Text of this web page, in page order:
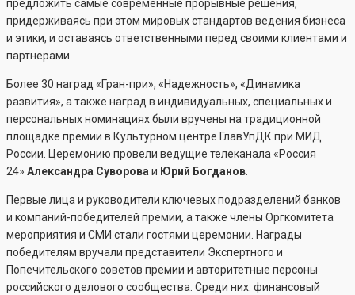
предложить самые современные прорывные решения,
придерживаясь при этом мировых стандартов ведения бизнеса
и этики, и оставаясь ответственными перед своими клиентами и
партнерами.
Более 30 наград «Гран-при», «Надежность», «Динамика
развития», а также наград в индивидуальных, специальных и
персональных номинациях были вручены на традиционной
площадке премии в Культурном центре ГлавУпДК при МИД
России. Церемонию провели ведущие телеканала «Россия
24» Александра Сувороваи Юрий Богданов.
Первые лица и руководители ключевых подразделений банков
и компаний-победителей премии, а также члены Оргкомитета
мероприятия и СМИ стали гостями церемонии. Награды
победителям вручали представители Экспертного и
Попечительского советов премии и авторитетные персоны
российского делового сообщества. Среди них: финансовый